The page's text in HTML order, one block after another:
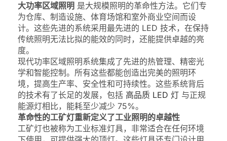
大功率区域照明 是大规模照明的革命性方法。它们专
为仓库、制造设施、体育场馆和室外商业空间而设
计。这些先进的系统采用最先进的 LED 技术，在保持
传统照明无法比拟的能效的同时，还能提供卓越的亮
度。
现代功率区域照明系统集成了先进的热管理、精密光
学和智能控制。所有这些都能创造出完美的照明环
境，提高生产率、安全性和可持续性。这些系统背后
的技术有了长足的发展，包括 高品质 LED 灯 与正规
能源灯相比，能耗至少减少 75%。
革命性的工矿灯重新定义了工业照明的卓越性
工矿灯也被称为工业标准灯具，非常适合在任何环境